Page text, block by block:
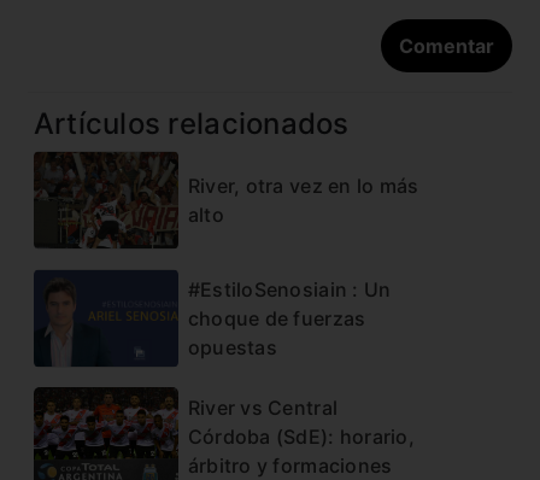
Artículos relacionados
River, otra vez en lo más
alto
#EstiloSenosiain : Un
choque de fuerzas
opuestas
River vs Central
Córdoba (SdE): horario,
árbitro y formaciones